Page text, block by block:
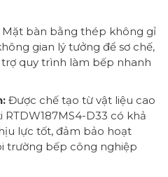
bàn bằng thép không gỉ
gian lý tưởng để sơ chế,
quy trình làm bếp nhanh
Được chế tạo từ vật liệu cao
D33 có khả
lực tốt, đảm bảo hoạt
trường bếp công nghiệp